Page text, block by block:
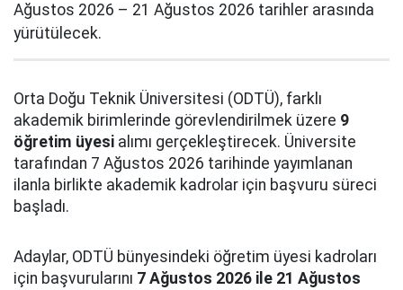
Ağustos 2026 – 21 Ağustos 2026 tarihler arasında
yürütülecek.
Orta Doğu Teknik Üniversitesi (ODTÜ), farklı
akademik birimlerinde görevlendirilmek üzere 9
öğretim üyesi alımı gerçekleştirecek. Üniversite
tarafından 7 Ağustos 2026 tarihinde yayımlanan
ilanla birlikte akademik kadrolar için başvuru süreci
başladı.
Adaylar, ODTÜ bünyesindeki öğretim üyesi kadroları
için başvurularını 7 Ağustos 2026 ile 21 Ağustos